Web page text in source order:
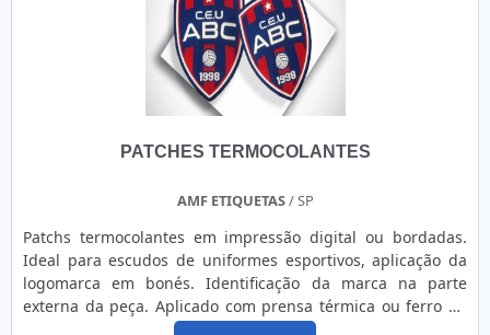
PATCHES TERMOCOLANTES
AMF ETIQUETAS/ SP
Patchs termocolantes em impressão digital ou bordadas.
Ideal para escudos de uniformes esportivos, aplicação da
logomarca em bonés. Identificação da marca na parte
externa da peça. Aplicado com prensa térmica ou ferro de
passar. O usuário tem que se atentar se o tecido que será